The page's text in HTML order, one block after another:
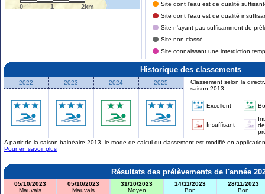
0 1 2km
Site dont l'eau est de qualité
Site dont l'eau est de qualité
Site n'ayant pas suffisamment de
Site non classé
Site connaissant une interdiction
Historique des classements
2022 2023 2024 2025
Classement selon la
saison 2013
Excellent
Insuffisant
de
A partir de la saison balnéaire 2013, le mode de calcul du classement est modifié en
Pour en savoir plus
Résultats des prélèvements de l'année
05/10/2023
Mauvais
05/10/2023
Mauvais
31/10/2023
Moyen
14/11/2023
Bon
28/11/2023
Bon